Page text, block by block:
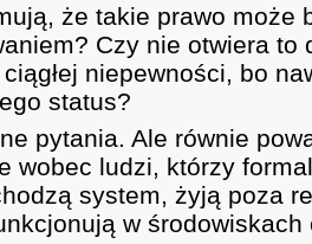
że takie prawo
Czy nie otwiera
ciągłej niepewności, bo
status?
pytania. Ale równie
wobec ludzi, którzy
system, żyją poza
w